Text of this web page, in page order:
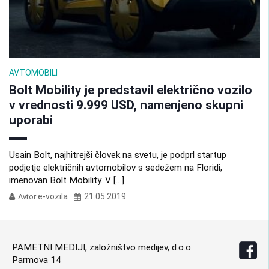
AVTOMOBILI
Bolt Mobility je predstavil električno vozilo
v vrednosti 9.999 USD, namenjeno skupni
uporabi
Usain Bolt, najhitrejši človek na svetu, je podprl startup
podjetje električnih avtomobilov s sedežem na Floridi,
imenovan Bolt Mobility. V […]
Avtor e-vozila 21.05.2019
PAMETNI MEDIJI, založništvo medijev, d.o.o.
Parmova 14